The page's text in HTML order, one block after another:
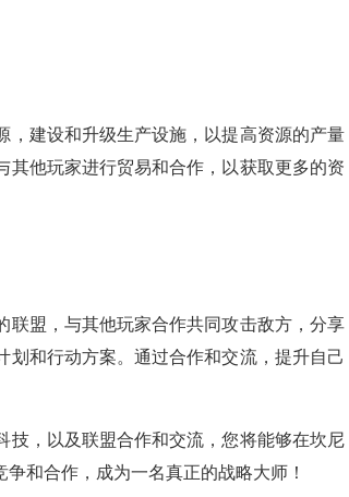
，建设和升级生产设施，以提高资源的产量
他玩家进行贸易和合作，以获取更多的资
联盟，与其他玩家合作共同攻击敌方，分享
和行动方案。通过合作和交流，提升自己
技，以及联盟合作和交流，您将能够在坎尼
和合作，成为一名真正的战略大师！